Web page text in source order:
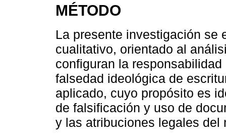
MÉTODO
La presente investigación se
cualitativo, orientado al
configuran la
falsedad ideológica de
aplicado, cuyo propósito es
de falsificación y uso de
y las atribuciones legales del